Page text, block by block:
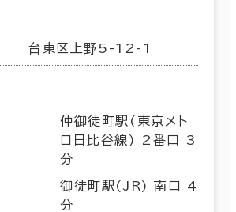
台東区上野5-12-1
仲御徒町駅(東京メト
ロ日比谷線) 2番口 3
分
御徒町駅(JR) 南口 4
分